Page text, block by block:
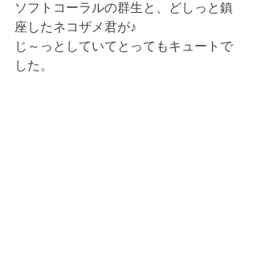
ソフトコーラルの群生と、どしっと鎮
座したネコザメ君が♪
じ～っとしていてとってもキュートで
した。